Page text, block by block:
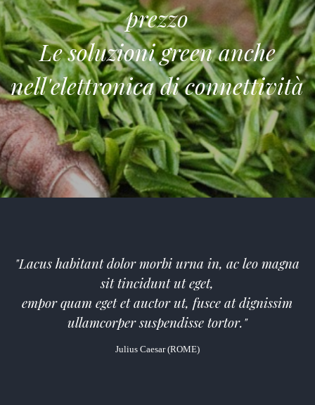
prezzo
Le soluzioni green anche
nell'elettronica di connettività
"Lacus habitant dolor morbi urna in, ac leo magna
sit tincidunt ut eget,
empor quam eget et auctor ut, fusce at dignissim
ullamcorper suspendisse tortor."
Julius Caesar (ROME)